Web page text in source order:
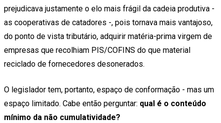
prejudicava justamente o elo mais frágil da cadeia produtiva -
as cooperativas de catadores -, pois tornava mais vantajoso,
do ponto de vista tributário, adquirir matéria-prima virgem de
empresas que recolhiam PIS/COFINS do que material
reciclado de fornecedores desonerados.
O legislador tem, portanto, espaço de conformação - mas um
espaço limitado. Cabe então perguntar: qual é o conteúdo
mínimo da não cumulatividade?